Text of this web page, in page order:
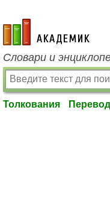
academic.ru
Словари и
Толкования